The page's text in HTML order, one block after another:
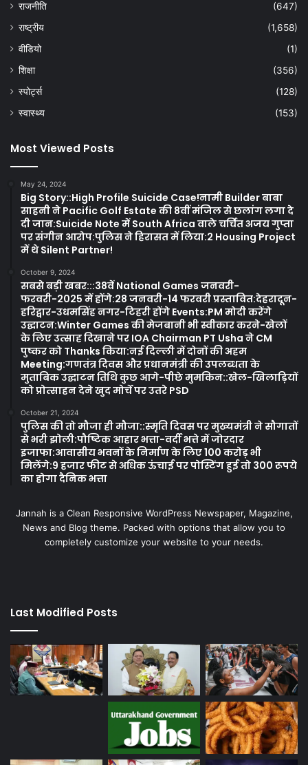
राजनीति
(647)
राष्ट्रीय
(1,658)
वीडियो
(1)
शिक्षा
(356)
स्पोर्ट्स
(128)
स्वास्थ्य
(153)
Most Viewed Posts
May 24, 2024
Big Story::High Profile Suicide Case!नामी Builder बाबा
साहनी ने Pacific Golf Estate की 8वीं मंजिल से छलांग लगा दे
दी जान:Suicide Note में South Africa वाले चर्चित अजय गुप्ता
पर संगीन आरोप:पुलिस ने हिरासत में लिया:2 Housing Project
में थे Silent Partner!
October 9, 2024
सबसे बड़ी खबर:::38वें National Games जनवरी-
फरवरी-2025 में होंगे:28 जनवरी-14 फरवरी प्रस्तावित:देहरादून-
हरिद्वार-उधमसिंह नगर-टिहरी होंगे Events:PM मोदी करेंगे
उद्घाटन:Winter Games की मेजबानी भी स्वीकार करने-खेलों
के लिए उत्साह दिखाने पर IOA Chairman PT Usha ने CM
पुष्कर को Thanks किया:नई दिल्ली में दोनों की अहम
Meeting:गणतंत्र दिवस और प्रधानमंत्री की उपलब्धता के
मुताबिक उद्घाटन तिथि कुछ आगे-पीछे मुमकिन::खेल-खिलाड़ियों
को प्रोत्साहन देने खुद मोर्चे पर उतरे PSD
October 21, 2024
पुलिस की तो मौजा ही मौजा::स्मृति दिवस पर मुख्यमंत्री ने सौगातों
से भरी झोली:पौष्टिक आहार भत्ता-वर्दी भत्ते में जोरदार
इजाफा:आवासीय भवनों के निर्माण के लिए 100 करोड़ भी
मिलेंगे:9 हजार फीट से अधिक ऊंचाई पर पोस्टिंग हुई तो 300 रूपये
का होगा दैनिक भत्ता
Jannah is a Clean Responsive WordPress Newspaper, Magazine,
News and Blog theme. Packed with options that allow you to
completely customize your website to your needs.
Last Modified Posts